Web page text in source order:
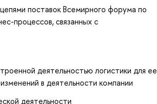
поставок Всемирного форума по
процессов, связанных с
деятельностью логистики для ее
в деятельности компании
деятельности